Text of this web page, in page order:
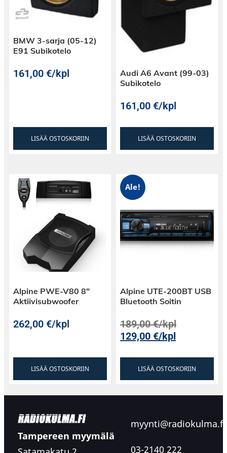
BMW 3-sarja (05-12)
E91 Subikotelo
161,00€/kpl
LISÄÄ OSTOSKORIIN
Audi A6 Avant (99-03)
Subikotelo
161,00€/kpl
LISÄÄ OSTOSKORIIN
Alpine PWE-V80 8″
Aktiivisubwoofer
262,00€/kpl
LISÄÄ OSTOSKORIIN
Ale!
Alpine UTE-200BT USB
Bluetooth Soitin
189,00€/kpl
129,00€/kpl
LISÄÄ OSTOSKORIIN
Tampereen myymälä
myynti@radiokulma.fi
03-2140 222